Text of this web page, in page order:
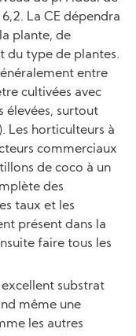
La CE dépendra
plante, de
du type de plantes.
entre
cultivées avec
élevées, surtout
Les horticulteurs à
commerciaux
de coco à un
des
taux et les
présent dans la
faire tous les
substrat
même une
les autres